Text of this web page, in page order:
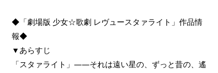
◆「劇場版 少女☆歌劇 レヴュースタァライト」作品情
報◆
▼あらすじ
「スタァライト」――それは遠い星の、ずっと昔の、遙